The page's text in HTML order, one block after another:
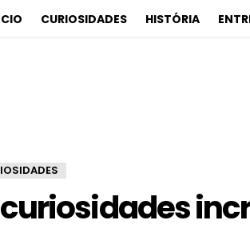
CURIOSIDADES HISTÓRIA
curiosidades